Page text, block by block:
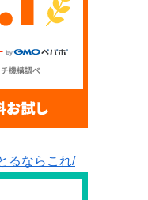
るならこれ/